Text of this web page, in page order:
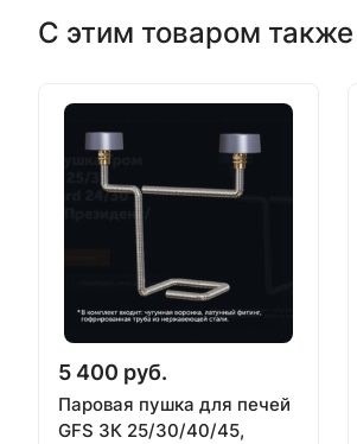
С этим товаром
5 400 руб.
Паровая пушка для печей
GFS ЗК 25/30/40/45,